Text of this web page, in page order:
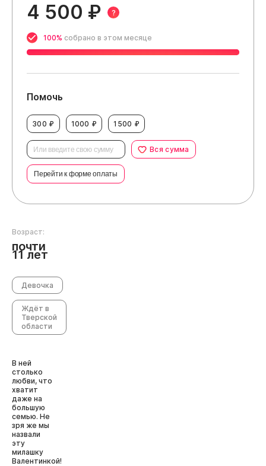
4 500 ₽ ?
100% собрано в этом месяце
Помочь
300 ₽ 1000 ₽ 1500 ₽
Вся сумма
Перейти к форме оплаты
Возраст:
почти
11 лет
Девочка
Ждёт в
Тверской
области
В ней
столько
любви, что
хватит
даже на
большую
семью. Не
зря же мы
назвали
эту
милашку
Валентинкой!